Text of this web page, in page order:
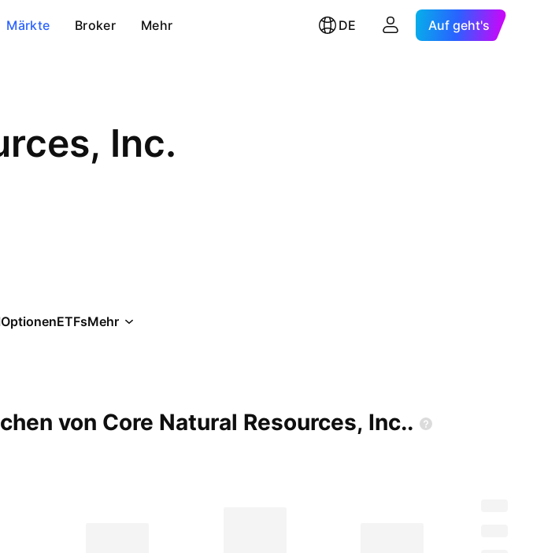
Märkte Broker Mehr DE Auf geht's
Inc.
OptionenETFsMehr
von Core Natural Resources, Inc..